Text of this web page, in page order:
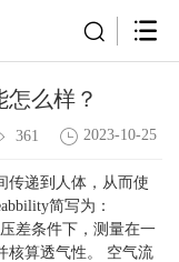
么样？
361 2023-10-25
传递到人体，从而使
简写为：
差条件下，测量在一
核算透气性。 空气流